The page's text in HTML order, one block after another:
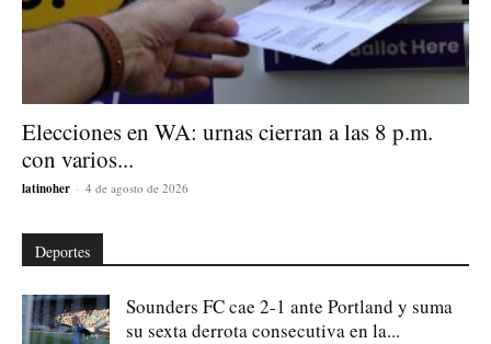
Elecciones en WA: urnas cierran a las 8 p.m.
con varios...
latinoher - 4 de agosto de 2026
Deportes
Sounders FC cae 2-1 ante Portland y suma
su sexta derrota consecutiva en la...